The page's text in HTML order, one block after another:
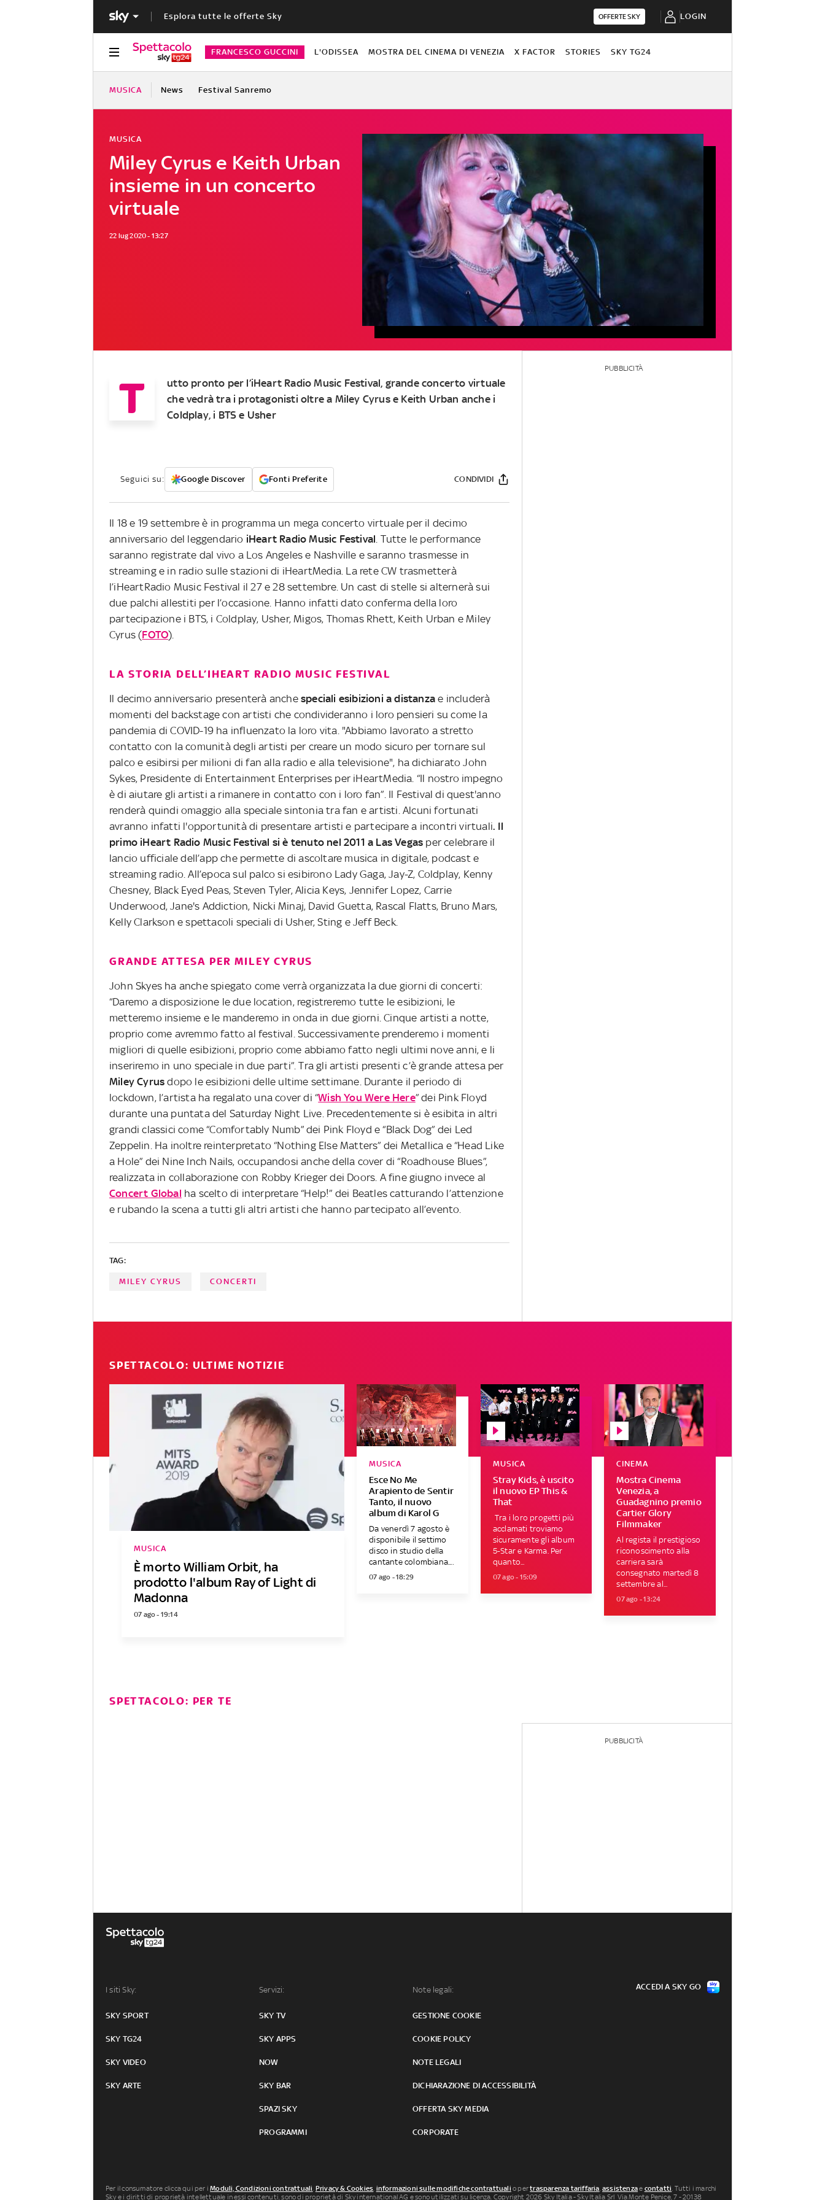
Esplora tutte le offerte Sky OFFERTE SKY LOGIN
FRANCESCO GUCCINI L'ODISSEA MOSTRA DEL CINEMA DI VENEZIA X FACTOR STORIES SKY TG24
MUSICA News Festival Sanremo
Miley Cyrus e Keith Urban
insieme in un concerto
virtuale
MUSICA
22 lug 2020 - 13:27
T
utto pronto per l’iHeart Radio Music Festival, grande concerto virtuale
che vedrà tra i protagonisti oltre a Miley Cyrus e Keith Urban anche i
Coldplay, i BTS e Usher
Seguici su: Google Discover Fonti Preferite CONDIVIDI
Il 18 e 19 settembre è in programma un mega concerto virtuale per il decimo
anniversario del leggendario iHeart Radio Music Festival . Tutte le performance
saranno registrate dal vivo a Los Angeles e Nashville e saranno trasmesse in
streaming e in radio sulle stazioni di iHeartMedia. La rete CW trasmetterà
l’iHeartRadio Music Festival il 27 e 28 settembre. Un cast di stelle si alternerà sui
due palchi allestiti per l’occasione. Hanno infatti dato conferma della loro
partecipazione i BTS, i Coldplay, Usher, Migos, Thomas Rhett, Keith Urban e Miley
Cyrus (FOTO).
LA STORIA DELL’IHEART RADIO MUSIC FESTIVAL
Il decimo anniversario presenterà anche speciali esibizioni a distanza e includerà
momenti del backstage con artisti che condivideranno i loro pensieri su come la
pandemia di COVID-19 ha influenzato la loro vita. "Abbiamo lavorato a stretto
contatto con la comunità degli artisti per creare un modo sicuro per tornare sul
palco e esibirsi per milioni di fan alla radio e alla televisione", ha dichiarato John
Sykes, Presidente di Entertainment Enterprises per iHeartMedia. “Il nostro impegno
è di aiutare gli artisti a rimanere in contatto con i loro fan”. Il Festival di quest'anno
renderà quindi omaggio alla speciale sintonia tra fan e artisti. Alcuni fortunati
avranno infatti l'opportunità di presentare artisti e partecipare a incontri virtuali. Il
primo iHeart Radio Music Festival si è tenuto nel 2011 a Las Vegas per celebrare il
lancio ufficiale dell’app che permette di ascoltare musica in digitale, podcast e
streaming radio. All’epoca sul palco si esibirono Lady Gaga, Jay-Z, Coldplay, Kenny
Chesney, Black Eyed Peas, Steven Tyler, Alicia Keys, Jennifer Lopez, Carrie
Underwood, Jane's Addiction, Nicki Minaj, David Guetta, Rascal Flatts, Bruno Mars,
Kelly Clarkson e spettacoli speciali di Usher, Sting e Jeff Beck.
GRANDE ATTESA PER MILEY CYRUS
John Skyes ha anche spiegato come verrà organizzata la due giorni di concerti:
“Daremo a disposizione le due location, registreremo tutte le esibizioni, le
metteremo insieme e le manderemo in onda in due giorni. Cinque artisti a notte,
proprio come avremmo fatto al festival. Successivamente prenderemo i momenti
migliori di quelle esibizioni, proprio come abbiamo fatto negli ultimi nove anni, e li
inseriremo in uno speciale in due parti”. Tra gli artisti presenti c’è grande attesa per
Miley Cyrus dopo le esibizioni delle ultime settimane. Durante il periodo di
lockdown, l’artista ha regalato una cover di “Wish You Were Here” dei Pink Floyd
durante una puntata del Saturday Night Live. Precedentemente si è esibita in altri
grandi classici come “Comfortably Numb” dei Pink Floyd e “Black Dog” dei Led
Zeppelin. Ha inoltre reinterpretato “Nothing Else Matters” dei Metallica e “Head Like
a Hole” dei Nine Inch Nails, occupandosi anche della cover di “Roadhouse Blues”,
realizzata in collaborazione con Robby Krieger dei Doors. A fine giugno invece al
Concert Global ha scelto di interpretare “Help!” dei Beatles catturando l’attenzione
e rubando la scena a tutti gli altri artisti che hanno partecipato all’evento.
TAG:
MILEY CYRUS CONCERTI
PUBBLICITÀ
SPETTACOLO: ULTIME NOTIZIE
È morto William Orbit, ha
prodotto l'album Ray of Light di
Madonna
MUSICA
07 ago - 19:14
Esce No Me
Arapiento de Sentir
Tanto, il nuovo
album di Karol G
MUSICA
Da venerdì 7 agosto è
disponibile il settimo
disco in studio della
cantante colombiana....
07 ago - 18:29
Stray Kids, è uscito
il nuovo EP This &
That
MUSICA
Tra i loro progetti più
acclamati troviamo
sicuramente gli album
5-Star e Karma. Per
quanto...
07 ago - 15:09
Mostra Cinema
Venezia, a
Guadagnino premio
Cartier Glory
Filmmaker
CINEMA
Al regista il prestigioso
riconoscimento alla
carriera sarà
consegnato martedì 8
settembre al...
07 ago - 13:24
SPETTACOLO: PER TE
PUBBLICITÀ
I siti Sky:
SKY SPORT
SKY TG24
SKY VIDEO
SKY ARTE
Servizi:
SKY TV
SKY APPS
NOW
SKY BAR
SPAZI SKY
PROGRAMMI
Note legali:
GESTIONE COOKIE
COOKIE POLICY
NOTE LEGALI
DICHIARAZIONE DI ACCESSIBILITÀ
OFFERTA SKY MEDIA
CORPORATE
ACCEDI A SKY GO
Per il consumatore clicca qui per iModuli, Condizioni contrattuali, Privacy & Cookies, informazioni sulle modifiche contrattuali o pertrasparenza tariffaria,assistenzae contatti. Tutti i marchi
Sky e i diritti di proprietà intellettuale in essi contenuti, sono di proprietà di Sky international AG e sono utilizzati su licenza. Copyright 2026 Sky Italia - Sky Italia Srl Via Monte Penice, 7 - 20138